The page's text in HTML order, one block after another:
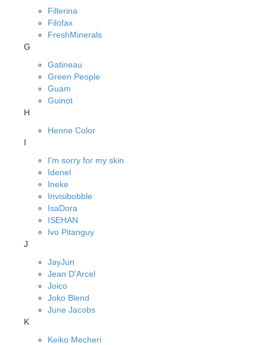
Fillerina
Filofax
FreshMinerals
G
Gatineau
Green People
Guam
Guinot
H
Henne Color
I
I'm sorry for my skin
Idenel
Ineke
Invisibobble
IsaDora
ISEHAN
Ivo Pitanguy
J
JayJun
Jean D'Arcel
Joico
Joko Blend
June Jacobs
K
Keiko Mecheri